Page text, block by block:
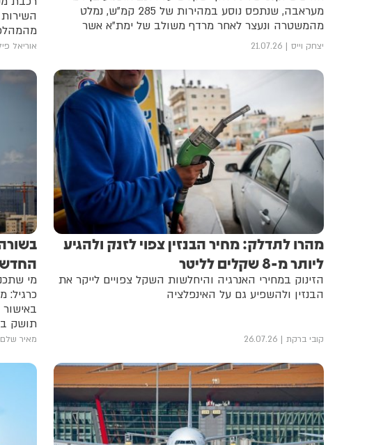
מעראבה, שנתפס נוסע במהירות של 285 קמ"ש, נמלט
מהמשטרה ונעצר לאחר מרדף משולב של ימת"א אשר
והיחידה האווירית
יצחק וייס 21.07.26 אוריאל
מהרו לתדלק: מחיר הבנזין צפוי לזנק ולהגיע
ליותר מ-8 שקלים לליטר
הזינוק במחירי האנרגיה והיחלשות השקל צפויים לייקר את
הבנזין ולהשפיע גם על האינפלציה
קובי ברקת 26.07.26
תושק
מאיר שלם